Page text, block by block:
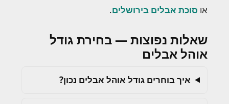
או סוכת אבלים בירושלים.
שאלות נפוצות — בחירת גודל
אוהל אבלים
איך בוחרים גודל אוהל אבלים נכון?